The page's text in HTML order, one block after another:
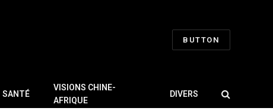
BUTTON
SANTÉ
VISIONS CHINE-
AFRIQUE
DIVERS